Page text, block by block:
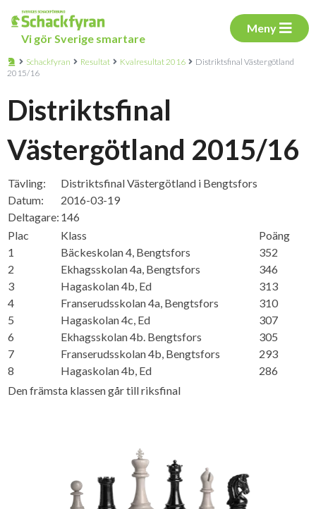
Vi gör Sverige smartare
Meny
Schackfyran Resultat Kvalresultat 2016
Distriktsfinal Västergötland
2015/16
Distriktsfinal
Västergötland 2015/16
Tävling:
Distriktsfinal Västergötland i Bengtsfors
Datum:
2016-03-19
Deltagare: 146
Plac
Klass
Poäng
1
Bäckeskolan 4, Bengtsfors
352
2
Ekhagsskolan 4a, Bengtsfors
346
3
Hagaskolan 4b, Ed
313
4
Franserudsskolan 4a, Bengtsfors
310
5
Hagaskolan 4c, Ed
307
6
Ekhagsskolan 4b. Bengtsfors
305
7
Franserudsskolan 4b, Bengtsfors
293
8
Hagaskolan 4b, Ed
286
Den främsta klassen går till riksfinal